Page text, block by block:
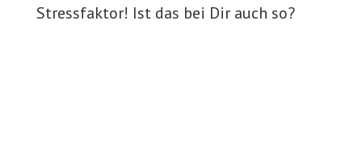
Stressfaktor! Ist das bei Dir auch so?